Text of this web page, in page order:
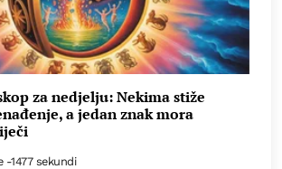
za nedjelju: Nekima stiže
a jedan znak mora
-1477 sekundi